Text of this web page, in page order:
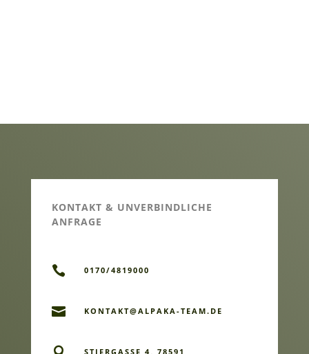
KONTAKT & UNVERBINDLICHE
ANFRAGE
 0170/4819000
 KONTAKT@ALPAKA-TEAM.DE
STIERGASSE 4, 78591